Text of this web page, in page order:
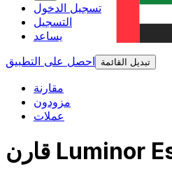
تسجيل الدخول
التسجيل
يساعد
احصل على التطبيق
تبديل القائمة
مقارنة
مزودون
عملات